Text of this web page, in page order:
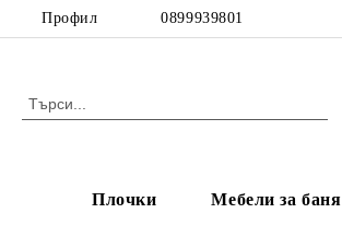
Профил 0899939801
Плочки Мебели за баня